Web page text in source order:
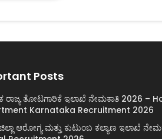
Posts
ರಾಜ್ಯ ತೋಟಗಾರಿಕೆ ಇಲಾಖೆ ನೇಮಕಾತಿ 2026 –
Karnataka Recruitment 2026
ಆರೋಗ್ಯ ಮತ್ತು ಕುಟುಂಬ ಕಲ್ಯಾಣ ಇಲಾಖೆ